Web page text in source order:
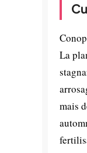
La
mais